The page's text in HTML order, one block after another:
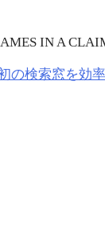
IN A
の検索窓を効